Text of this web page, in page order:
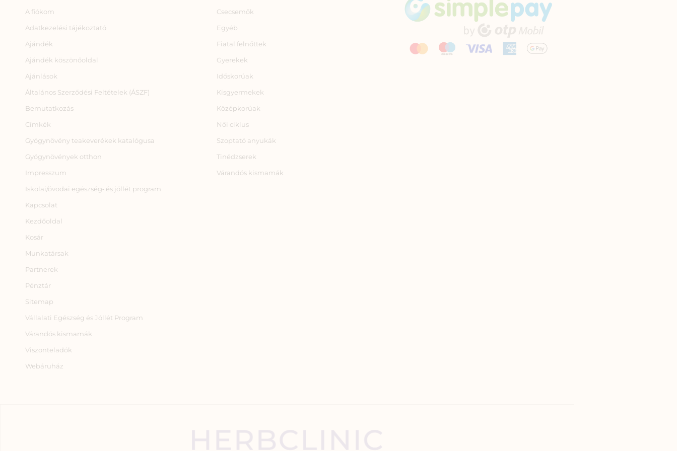
A fiókom
Adatkezelési tájékoztató
Ajándék
Ajándék köszönőoldal
Ajánlások
Általános Szerződési Feltételek (ÁSZF)
Bemutatkozás
Címkék
Gyógynövény teakeverékek katalógusa
Gyógynövények otthon
Impresszum
Iskolai/óvodai egészség‑ és jóllét program
Kapcsolat
Kezdőoldal
Kosár
Munkatársak
Partnerek
Pénztár
Sitemap
Vállalati Egészség és Jóllét Program
Várandós kismamák
Viszonteladók
Webáruház
Csecsemők
Egyéb
Fiatal felnőttek
Gyerekek
Időskorúak
Kisgyermekek
Középkorúak
Női ciklus
Szoptató anyukák
Tinédzserek
Várandós kismamák